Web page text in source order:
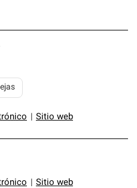
Sitio web
Sitio web